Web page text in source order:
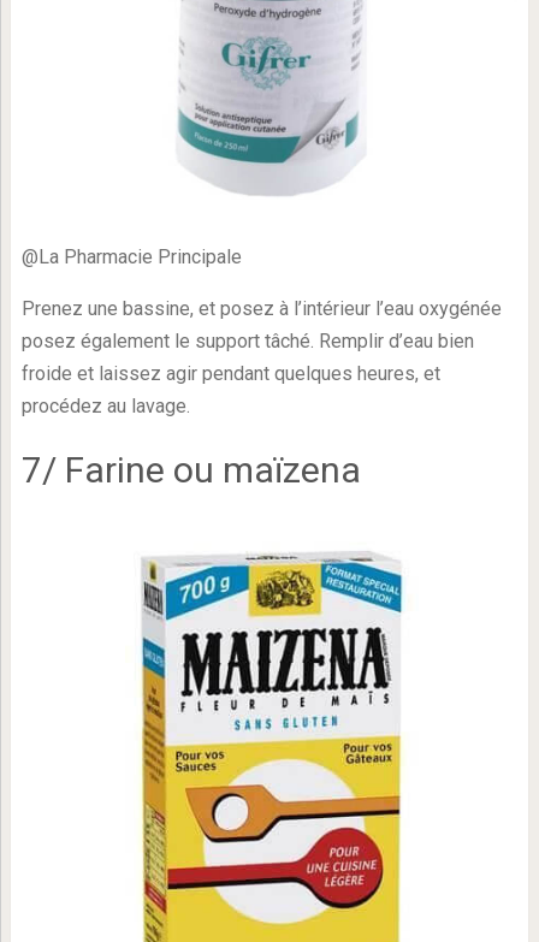
@La Pharmacie Principale
Prenez une bassine, et posez à l’intérieur l’eau oxygénée
posez également le support tâché. Remplir d’eau bien
froide et laissez agir pendant quelques heures, et
procédez au lavage.
7/ Farine ou maïzena